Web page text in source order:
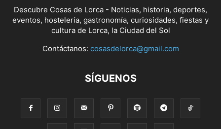
Descubre Cosas de Lorca - Noticias, historia, deportes,
eventos, hostelería, gastronomía, curiosidades, fiestas y
cultura de Lorca, la Ciudad del Sol
Contáctanos: cosasdelorca@gmail.com
SÍGUENOS